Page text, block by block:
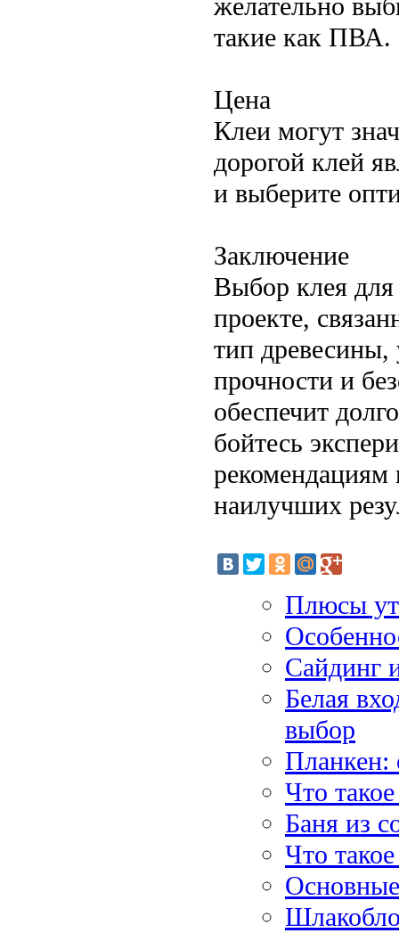
желательно
такие как ПВА.
Цена
Клеи могут
дорогой клей
и выберите
Заключение
Выбор клея
проекте,
тип древесины,
прочности и
обеспечит
бойтесь
рекомендациям
наилучших
Плюсы
Сайдинг
Белая
выбор
Планкен:
Что
Баня из
Что